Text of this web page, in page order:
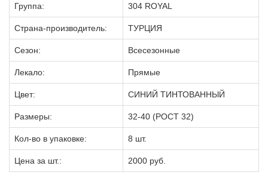
Группа: 304 ROYAL
Страна-производитель: ТУРЦИЯ
Сезон: Всесезонные
Лекало: Прямые
Цвет: СИНИЙ ТИНТОВАННЫЙ
Размеры: 32-40 (РОСТ 32)
Кол-во в упаковке: 8 шт.
Цена за шт.: 2000 руб.